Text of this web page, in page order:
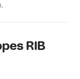
RIB